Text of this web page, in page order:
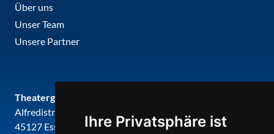
Ihre Privatsphäre ist
Über uns
Unser Team
Unsere Partner
Theatergemeinde metropole ruhr
Alfredistr. 32
45127 Essen